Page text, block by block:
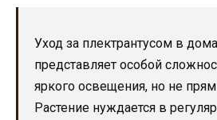
Уход за плектрантусом в
представляет особой
яркого освещения, но не
Растение нуждается в